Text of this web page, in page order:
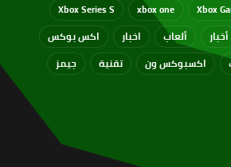
Xbox
xbox one
Xbox Series S
أخبار ألعاب اخبار
اكس بوكس
اكسبوكس ون تقنية جيمز